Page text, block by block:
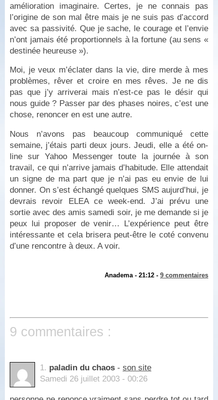
amélioration imaginaire. Certes, je ne connais pas
l’origine de son mal être mais je ne suis pas d’accord
avec sa passivité. Que je sache, le courage et l’envie
n’ont jamais été proportionnels à la fortune (au sens «
destinée heureuse »).
Moi, je veux m’éclater dans la vie, dire merde à mes
problèmes, rêver et croire en mes rêves. Je ne dis
pas que j’y arriverai mais n’est-ce pas le désir qui
nous guide ? Passer par des phases noires, c’est une
chose, renoncer en est une autre.
Nous n’avons pas beaucoup communiqué cette
semaine, j’étais parti deux jours. Jeudi, elle a été on-
line sur Yahoo Messenger toute la journée à son
travail, ce qui n’arrive jamais d’habitude. Elle attendait
un signe de ma part que je n’ai pas eu envie de lui
donner. On s’est échangé quelques SMS aujurd’hui, je
devrais revoir ELEA ce week-end. J’ai prévu une
sortie avec des amis samedi soir, je me demande si je
peux lui proposer de venir… L’expérience peut être
intéressante et cela brisera peut-être le coté convenu
d’une rencontre à deux. A voir.
Anadema - 21:12 - 9 commentaires
9 commentaires :
1. paladin du chaos - son site
Samedi 26 juillet 2003 - 00:26